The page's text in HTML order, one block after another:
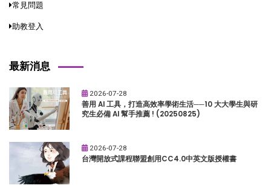
常見問題
助教登入
最新消息
2026-07-28
善用 AI 工具，打造高效率學術生活──10 大大學生與研
究生必備 AI 幫手推薦 ! (20250825)
2026-07-28
台灣開放式課程聯盟創用CC4.0中英文版授權書